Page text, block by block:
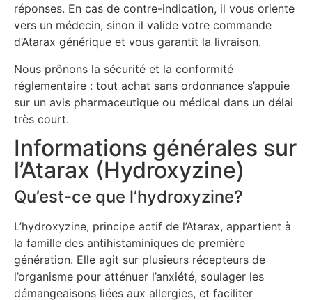
réponses. En cas de contre-indication, il vous oriente
vers un médecin, sinon il valide votre commande
d’Atarax générique et vous garantit la livraison.
Nous prônons la sécurité et la conformité
réglementaire : tout achat sans ordonnance s’appuie
sur un avis pharmaceutique ou médical dans un délai
très court.
Informations générales sur
l’Atarax (Hydroxyzine)
Qu’est-ce que l’hydroxyzine?
L’hydroxyzine, principe actif de l’Atarax, appartient à
la famille des antihistaminiques de première
génération. Elle agit sur plusieurs récepteurs de
l’organisme pour atténuer l’anxiété, soulager les
démangeaisons liées aux allergies, et faciliter